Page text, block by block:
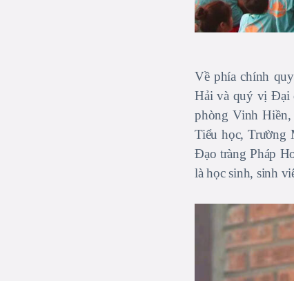
Về phía chính
Hải và quý vị Đại
phòng Vinh
Tiểu học, Trường
Đạo tràng Pháp
là học sinh, sinh